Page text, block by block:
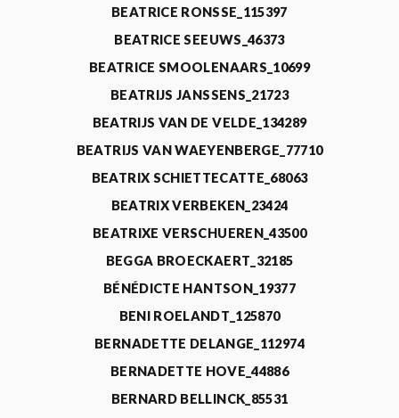
BEATRICE RONSSE_115397
BEATRICE SEEUWS_46373
BEATRICE SMOOLENAARS_10699
BEATRIJS JANSSENS_21723
BEATRIJS VAN DE VELDE_134289
BEATRIJS VAN WAEYENBERGE_77710
BEATRIX SCHIETTECATTE_68063
BEATRIX VERBEKEN_23424
BEATRIXE VERSCHUEREN_43500
BEGGA BROECKAERT_32185
BÉNÉDICTE HANTSON_19377
BENI ROELANDT_125870
BERNADETTE DELANGE_112974
BERNADETTE HOVE_44886
BERNARD BELLINCK_85531